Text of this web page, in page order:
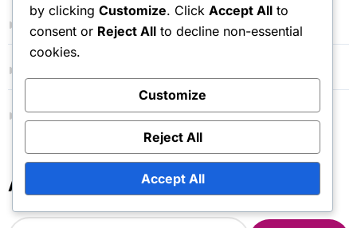
Bize Ulaşın
Biz Kimiz
Ara
by clicking Customize. Click Accept All to
consent or Reject All to decline non-essential
cookies.
Customize
Reject All
Accept All